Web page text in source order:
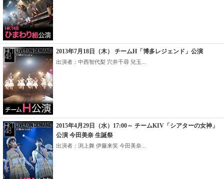
2013年7月18日（木） チームH「博多レジェンド」公演
出演者：中西智代梨 穴井千尋 兒玉...
2015年4月29日（水）17:00～ チームKIV「シアターの女神」
公演 今田美奈 生誕祭
出演者：渕上舞 伊藤来笑 今田美奈...